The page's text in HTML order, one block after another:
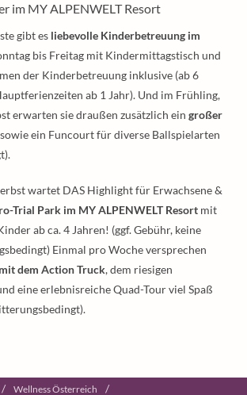
im MY ALPENWELT Resort
gibt es liebevolle Kinderbetreuung im
bis Freitag mit Kindermittagstisch und
der Kinderbetreuung inklusive (ab 6
ab 1 Jahr). Und im Frühling,
erwarten sie draußen zusätzlich ein großer
sowie ein Funcourt für diverse Ballspielarten
wartet DAS Highlight für Erwachsene &
Trial Park im MY ALPENWELT Resort mit
ab ca. 4 Jahren! (ggf. Gebühr, keine
Einmal pro Woche versprechen
dem Action Truck, dem riesigen
eine erlebnisreiche Quad-Tour viel Spaß
/ Wellness Österreich /